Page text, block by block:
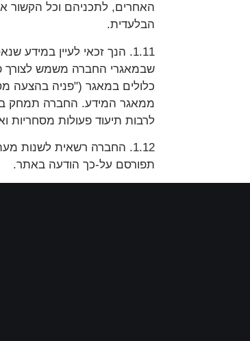
האחרים, לתכניהם וכל הקשור
הבלעדית.
שבמאגרי החברה משמש לצורך
ממאגר המידע. החברה תמחק
לרבות תיעוד פעולות מסחריות
1.12. החברה רשאית לשנות
תפורסם על-כך הודעה באתר.